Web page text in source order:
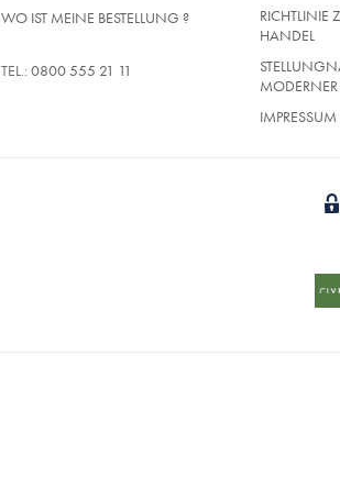
WO IST MEINE BESTELLUNG ?
TEL.: 0800 555 21 11
RICHTLINIE
HANDEL
MODERNER
IMPRESSUM